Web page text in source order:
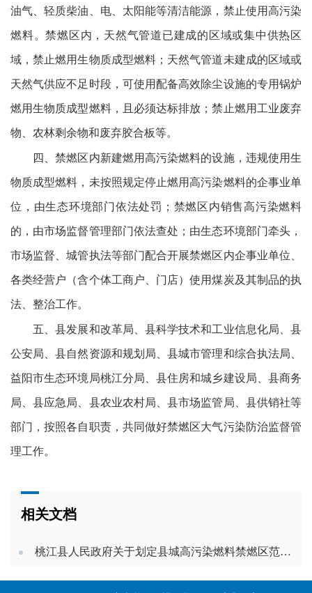
油气、轻质柴油、电、太阳能等清洁能源，禁止使用高污染
燃料。禁燃区内，天然气管道已建成的区域或集中供热区
域，禁止燃用生物质成型燃料；天然气管道未建成的区域或
天然气供应不足时段，可使用配备高效除尘设施的专用锅炉
燃用生物质成型燃料，且必须达标排放；禁止燃用工业废弃
物、农林剩余物和废弃胶合板等。
四、禁燃区内新建燃用高污染燃料的设施，违规使用生
物质成型燃料，未按照规定停止燃用高污染燃料的企事业单
位，由生态环境部门依法处罚；禁燃区内销售高污染燃料
的，由市场监督管理部门依法查处；由生态环境部门牵头，
市场监督、城管执法等部门配合开展禁燃区内企事业单位、
各类经营户（含个体工商户、门店）使用煤炭及其制品的执
法、整治工作。
五、县发展和改革局、县科学技术和工业信息化局、县
公安局、县自然资源和规划局、县城市管理和综合执法局、
益阳市生态环境局桃江分局、县住房和城乡建设局、县商务
局、县应急局、县农业农村局、县市场监管局、县供销社等
部门，按照各自职责，共同做好禁燃区大气污染防治监督管
理工作。
相关文档
桃江县人民政府关于划定县城高污染燃料禁燃区范围的通告